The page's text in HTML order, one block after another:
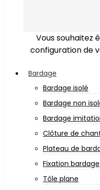
Vous souhaitez
configuration de
Bardage
Bardage isolé
Bardage non
Bardage
Clôture de
Plateau de
Fixation bardage
Tôle plane